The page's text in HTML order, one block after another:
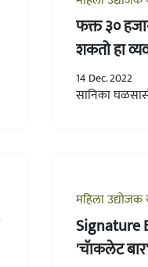
फक्त ३०
शकतो हा
14 Dec. 2022
सानिका
महिला
Signature
'चॅाकलेट